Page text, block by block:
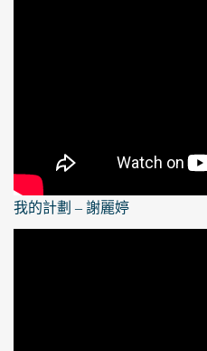
我的計劃 – 謝麗婷